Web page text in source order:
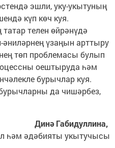
эшли, уку-укытуның
күп көч куя.
телен өйрәнүдә
әниләрнең үзаңын арттыру
төп проблемасы булып
оештыруда һәм
бурычлар куя.
да чишәрбез,
Динә Габидуллина,
һәм әдәбияты укытучысы